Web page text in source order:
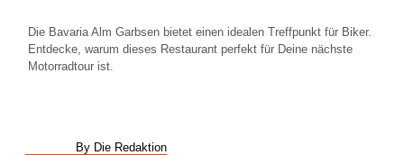
Die Bavaria Alm Garbsen bietet einen idealen Treffpunkt für Biker.
Entdecke, warum dieses Restaurant perfekt für Deine nächste
Motorradtour ist.
By Die Redaktion